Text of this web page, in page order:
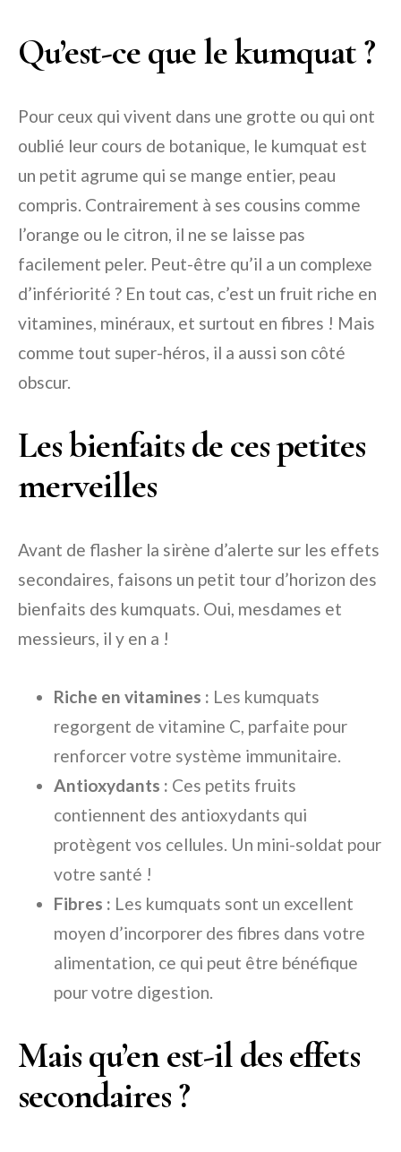
Qu’est-ce que le kumquat ?
Pour ceux qui vivent dans une grotte ou qui ont
oublié leur cours de botanique, le kumquat est
un petit agrume qui se mange entier, peau
compris. Contrairement à ses cousins comme
l’orange ou le citron, il ne se laisse pas
facilement peler. Peut-être qu’il a un complexe
d’infériorité ? En tout cas, c’est un fruit riche en
vitamines, minéraux, et surtout en fibres ! Mais
comme tout super-héros, il a aussi son côté
obscur.
Les bienfaits de ces petites
merveilles
Avant de flasher la sirène d’alerte sur les effets
secondaires, faisons un petit tour d’horizon des
bienfaits des kumquats. Oui, mesdames et
messieurs, il y en a !
Riche en vitamines : Les kumquats
regorgent de vitamine C, parfaite pour
renforcer votre système immunitaire.
Antioxydants : Ces petits fruits
contiennent des antioxydants qui
protègent vos cellules. Un mini-soldat pour
votre santé !
Fibres : Les kumquats sont un excellent
moyen d’incorporer des fibres dans votre
alimentation, ce qui peut être bénéfique
pour votre digestion.
Mais qu’en est-il des effets
secondaires ?